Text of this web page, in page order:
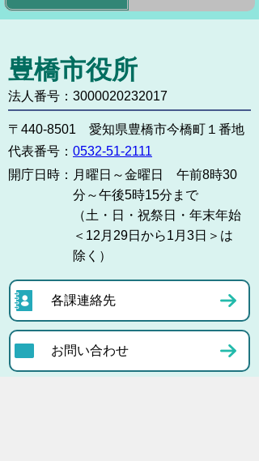
豊橋市役所
法人番号：3000020232017
〒440-8501 愛知県豊橋市今橋町１番地
代表番号： 0532-51-2111
開庁日時： 月曜日～金曜日 午前8時30
分～午後5時15分まで
（土・日・祝祭日・年末年始
＜12月29日から1月3日＞は
除く）
各課連絡先
お問い合わせ